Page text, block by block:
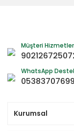
Müşteri
WhatsApp
05383707699
Kurumsal